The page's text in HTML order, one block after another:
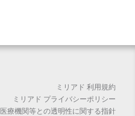
ミリアド 利用規約
ミリアド プライバシーポリシー
医療機関等との透明性に関する指針